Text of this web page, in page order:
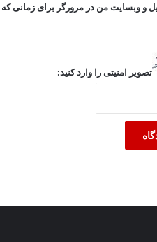
و وبسایت من در مرورگر برای زمانی
تصویر امنیتی را وارد کنید: